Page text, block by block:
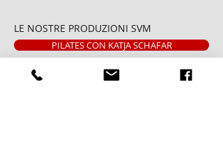
LE NOSTRE PRODUZIONI SVM
PILATES CON KATJA SCHAFAR
KUNG FU CON CHRISTOPH PROCKL